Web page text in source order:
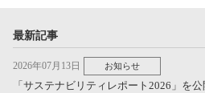
最新記事
2026年07月13日 お知らせ
「サステナビリティレポート2026」を公